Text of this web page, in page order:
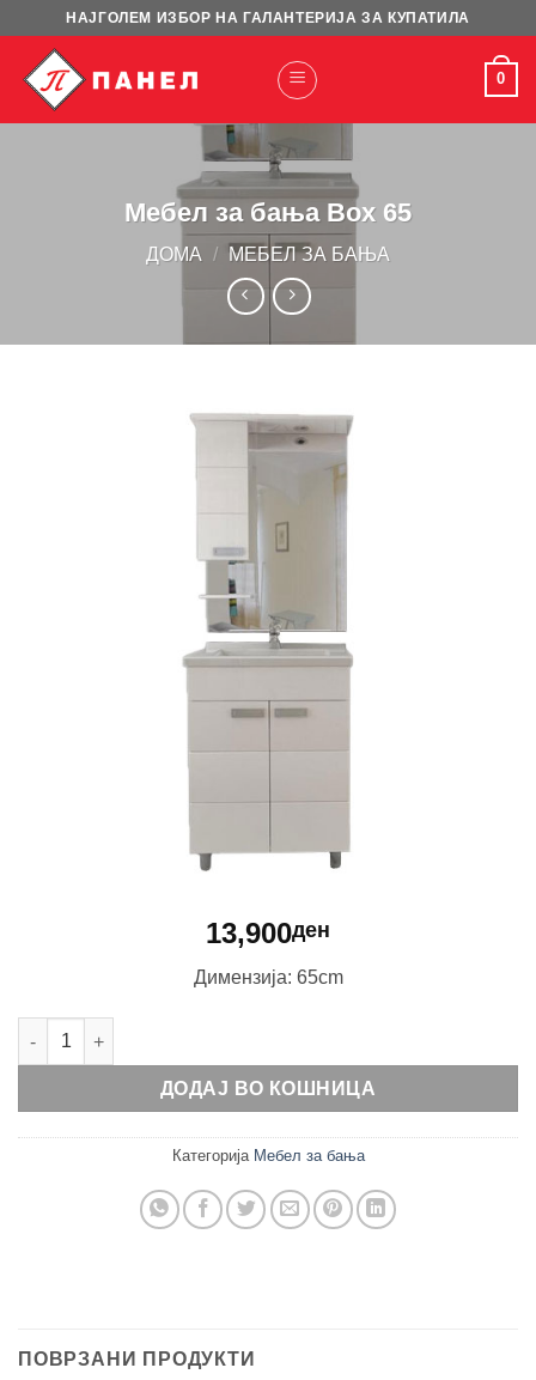
content
НАЈГОЛЕМ ИЗБОР НА ГАЛАНТЕРИЈА ЗА КУПАТИЛА
0
Мебел за бања Box 65
ДОМА / МЕБЕЛ ЗА БАЊА
13,900ден
Димензија: 65cm
Мебел за бања Box 65 количина
ДОДАЈ ВО КОШНИЦА
Категорија Мебел за бања
ПОВРЗАНИ ПРОДУКТИ